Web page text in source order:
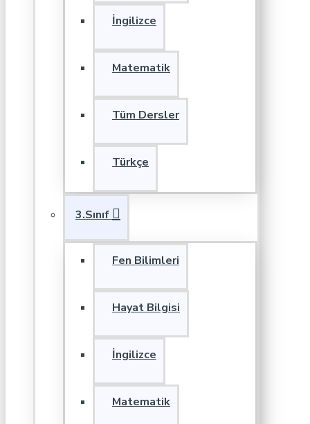
İngilizce
Matematik
Tüm Dersler
Türkçe
3.Sınıf
Fen Bilimleri
Hayat Bilgisi
İngilizce
Matematik